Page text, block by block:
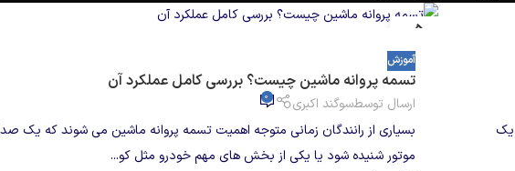
یک
05
آگوست
آموزش
تسمه پروانه ماشین چیست؟ بررسی کامل عملکرد آن
ارسال توسطسوگند اکبری 0
بسیاری از رانندگان زمانی متوجه اهمیت تسمه پروانه ماشین می شوند که یک
موتور شنیده شود یا یکی از بخش های مهم خودرو مثل کو...